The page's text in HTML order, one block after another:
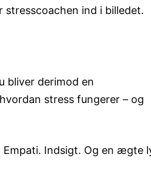
stresscoachen ind i billedet.
bliver derimod en
stress fungerer – og
Indsigt. Og en ægte